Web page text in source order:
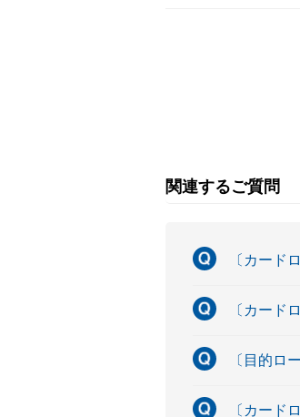
関連するご質問
〔カード
〔カード
〔目的ロ
〔カード